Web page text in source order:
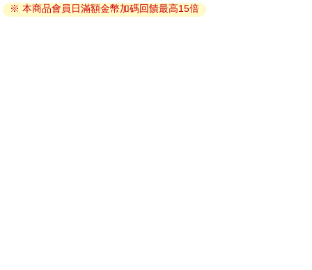
因版權保護，您在金石堂所購買的電子書僅能以金石堂專屬
※ 本商品會員日滿額金幣加碼回饋最高15倍